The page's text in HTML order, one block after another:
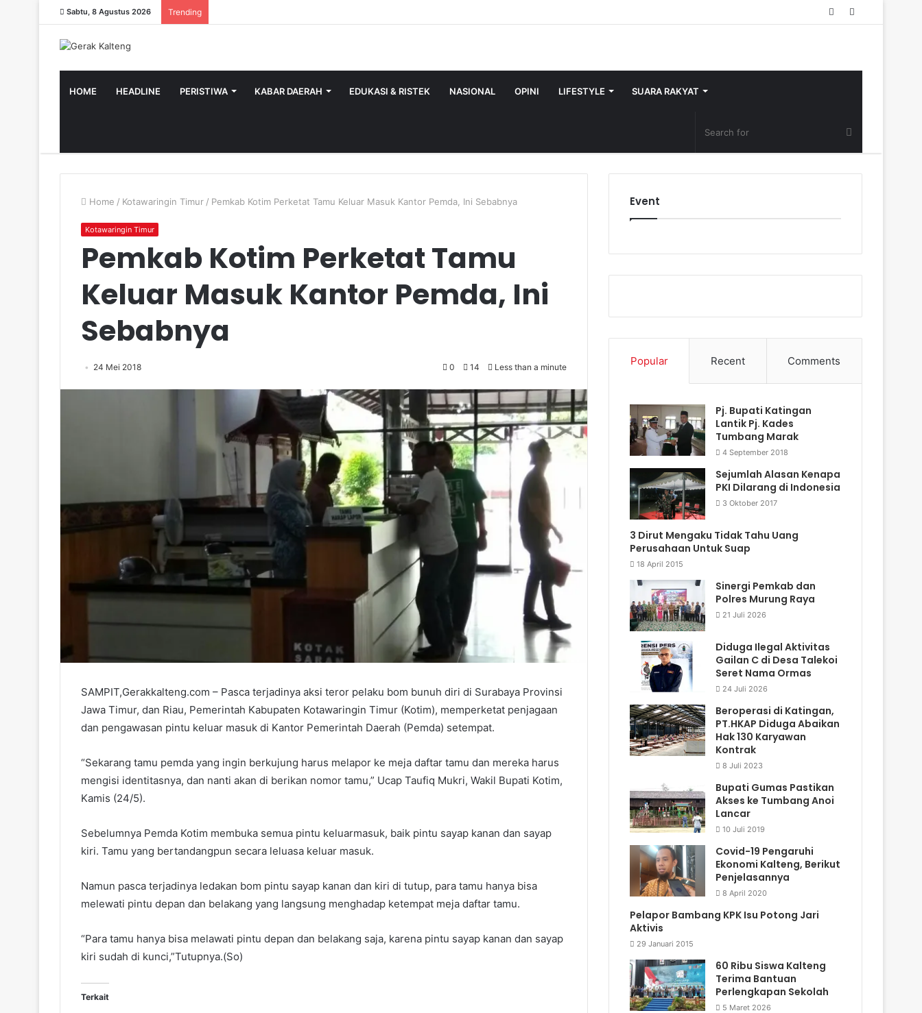
Sabtu, 8 Agustus 2026 Trending Random
HOME HEADLINE PERISTIWA KABAR DAERAH EDUKASI & RISTEK NASIONAL OPINI LIFESTYLE SUARA RAKYAT
Home / Kotawaringin Timur / Pemkab Kotim Perketat Tamu Keluar Masuk Kantor Pemda, Ini Sebabnya
Kotawaringin Timur
Pemkab Kotim Perketat Tamu
Keluar Masuk Kantor Pemda, Ini
Sebabnya
24 Mei 2018 0 14 Less than a minute
SAMPIT,Gerakkalteng.com – Pasca terjadinya aksi teror pelaku bom bunuh diri di Surabaya Provinsi
Jawa Timur, dan Riau, Pemerintah Kabupaten Kotawaringin Timur (Kotim), memperketat penjagaan
dan pengawasan pintu keluar masuk di Kantor Pemerintah Daerah (Pemda) setempat.
“Sekarang tamu pemda yang ingin berkujung harus melapor ke meja daftar tamu dan mereka harus
mengisi identitasnya, dan nanti akan di berikan nomor tamu,” Ucap Taufiq Mukri, Wakil Bupati Kotim,
Kamis (24/5).
Sebelumnya Pemda Kotim membuka semua pintu keluarmasuk, baik pintu sayap kanan dan sayap
kiri. Tamu yang bertandangpun secara leluasa keluar masuk.
Namun pasca terjadinya ledakan bom pintu sayap kanan dan kiri di tutup, para tamu hanya bisa
melewati pintu depan dan belakang yang langsung menghadap ketempat meja daftar tamu.
“Para tamu hanya bisa melawati pintu depan dan belakang saja, karena pintu sayap kanan dan sayap
kiri sudah di kunci,”Tutupnya.(So)
Terkait
Event
Popular Recent Comments
Pj. Bupati Katingan
Lantik Pj. Kades
Tumbang Marak
4 September 2018
Sejumlah Alasan Kenapa
PKI Dilarang di Indonesia
3 Oktober 2017
3 Dirut Mengaku Tidak Tahu Uang
Perusahaan Untuk Suap
18 April 2015
Sinergi Pemkab dan
Polres Murung Raya
21 Juli 2026
Diduga Ilegal Aktivitas
Gailan C di Desa Talekoi
Seret Nama Ormas
24 Juli 2026
Beroperasi di Katingan,
PT.HKAP Diduga Abaikan
Hak 130 Karyawan
Kontrak
8 Juli 2023
Bupati Gumas Pastikan
Akses ke Tumbang Anoi
Lancar
10 Juli 2019
Covid-19 Pengaruhi
Ekonomi Kalteng, Berikut
Penjelasannya
8 April 2020
Pelapor Bambang KPK Isu Potong Jari
Aktivis
29 Januari 2015
60 Ribu Siswa Kalteng
Terima Bantuan
Perlengkapan Sekolah
5 Maret 2026